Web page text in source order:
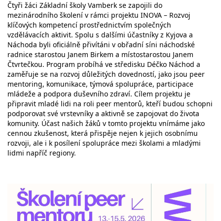
Čtyři žáci Základní školy Vamberk se zapojili do
mezinárodního školení v rámci projektu INOVA – Rozvoj
klíčových kompetencí prostřednictvím společných
vzdělávacích aktivit. Spolu s dalšími účastníky z Kyjova a
Náchoda byli oficiálně přivítáni v obřadní síni náchodské
radnice starostou Janem Birkem a místostarostou Janem
Čtvrtečkou. Program probíhá ve středisku Déčko Náchod a
zaměřuje se na rozvoj důležitých dovedností, jako jsou peer
mentoring, komunikace, týmová spolupráce, participace
mládeže a podpora duševního zdraví. Cílem projektu je
připravit mladé lidi na roli peer mentorů, kteří budou schopni
podporovat své vrstevníky a aktivně se zapojovat do života
komunity. Účast našich žáků v tomto projektu vnímáme jako
cennou zkušenost, která přispěje nejen k jejich osobnímu
rozvoji, ale i k posílení spolupráce mezi školami a mladými
lidmi napříč regiony.